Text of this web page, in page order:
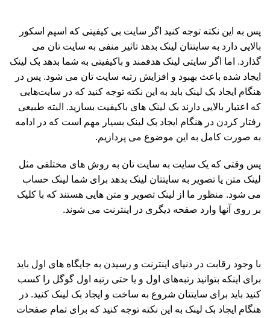
پس به این نکته توجه کنید اگر سایت بی کیفیتی که اسپم اسکور
بالایی دارد به سایتتان لینک بدهد تاثیر منفی به سایت تان می
گذارد. اما اگر سایتی لینک هدفمند و باکیفیتی به شما بدهد بک لینک
ایجاد شده باعث بهبود و افزایش رتبه سایت تان می شود. پس در
هنگام ایجاد بک لینک باید به این نکته توجه کنید که در سایت‌هایی
که اعتبار بالایی دارند بک لینک های باکیفیت بسازید. البته طبیعی
رفتار کردن در هنگام ایجاد بک لینک بسیار مهم است که در ادامه
به صورت کامل به این موضوع می پردازیم.
پس وقتی که یک سایت به سایت تان به روش های مختلفی مثل
لینک متن یا تصویر به سایتتان لینک بدهد برای شما لینک حساب
می شود. منظور ما از لینک تصویر و متن هایی هستند که با کلیک
بر روی آنها وارد صفحه دیگری در اینترنت می شوند.
با وجود رقابت در دنیای اینترنت و رسیدن به جایگاه های اول باید
برای اینکه بتوانید رتبه‌های اول و یا حتی رتبه اول گوگل را کسب
کنید باید برای سایتتان شروع به ساخت و ایجاد بک لینک کنید. در
هنگام ایجاد بک لینک به این نکته توجه کنید که برای تمام صفحات